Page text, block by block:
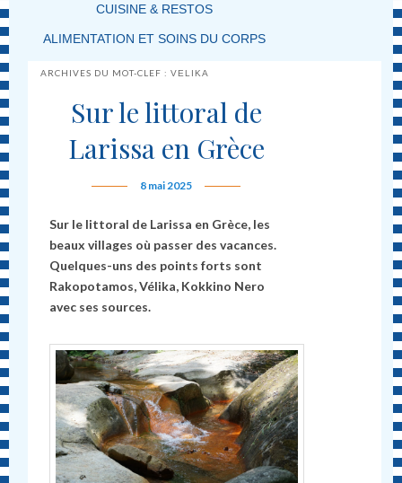
CUISINE & RESTOS
ALIMENTATION ET SOINS DU CORPS
ARCHIVES DU MOT-CLEF :VELIKA
Sur le littoral de
Larissa en Grèce
8 mai 2025
Sur le littoral de Larissa en Grèce, les
beaux villages où passer des vacances.
Quelques-uns des points forts sont
Rakopotamos, Vélika, Kokkino Nero
avec ses sources.